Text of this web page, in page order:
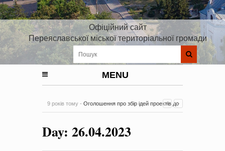
Офіційний сайт
Переяславської міської територіальної громади
MENU
9 років тому - Оголошення про збір ідей проектів до
на період 2018 – 2020 роки Оголошення про збір ідей
проектів
-0 Коментарів
Day: 26.04.2023